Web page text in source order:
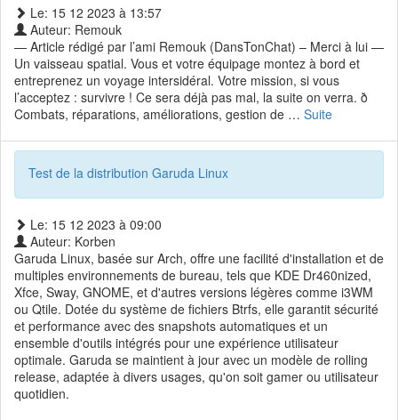
Le: 15 12 2023 à 13:57
Auteur: Remouk
— Article rédigé par l’ami Remouk (DansTonChat) – Merci à lui —
Un vaisseau spatial. Vous et votre équipage montez à bord et
entreprenez un voyage intersidéral. Votre mission, si vous
l’acceptez : survivre ! Ce sera déjà pas mal, la suite on verra. ð
Combats, réparations, améliorations, gestion de … Suite
Test de la distribution Garuda Linux
Le: 15 12 2023 à 09:00
Auteur: Korben
Garuda Linux, basée sur Arch, offre une facilité d'installation et de
multiples environnements de bureau, tels que KDE Dr460nized,
Xfce, Sway, GNOME, et d'autres versions légères comme i3WM
ou Qtile. Dotée du système de fichiers Btrfs, elle garantit sécurité
et performance avec des snapshots automatiques et un
ensemble d'outils intégrés pour une expérience utilisateur
optimale. Garuda se maintient à jour avec un modèle de rolling
release, adaptée à divers usages, qu'on soit gamer ou utilisateur
quotidien.